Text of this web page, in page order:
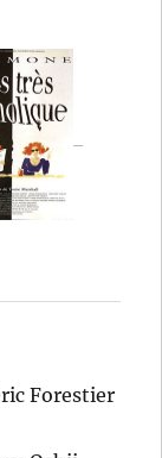
Forestier